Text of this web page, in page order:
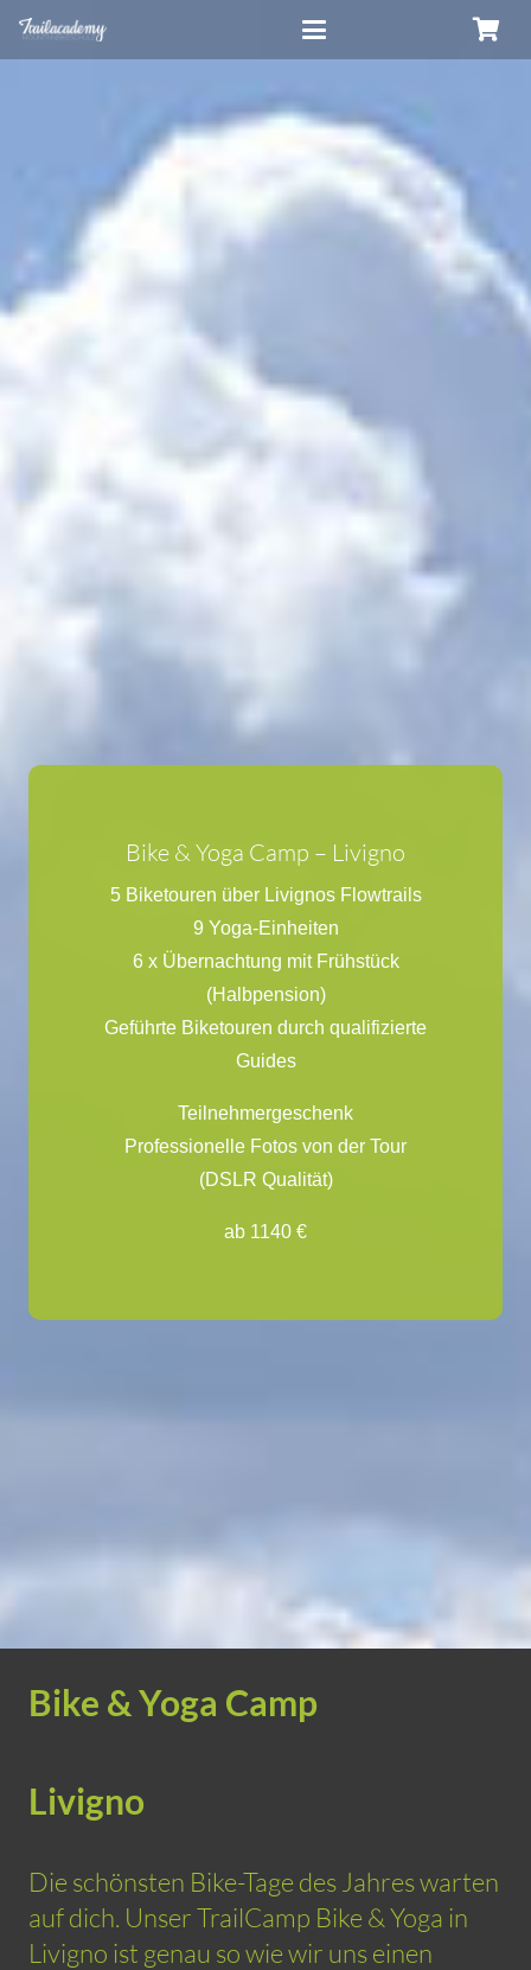
Bike & Yoga Camp – Livigno
5 Biketouren über Livignos Flowtrails
9 Yoga-Einheiten
6 x Übernachtung mit Frühstück
(Halbpension)
Geführte Biketouren durch qualifizierte
Guides
Teilnehmergeschenk
Professionelle Fotos von der Tour
(DSLR Qualität)
ab 1140 €
Bike & Yoga Camp
Livigno
Die schönsten Bike-Tage des Jahres warten
auf dich. Unser TrailCamp Bike & Yoga in
Livigno ist genau so wie wir uns einen